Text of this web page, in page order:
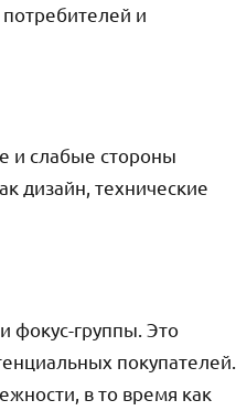
и
и слабые стороны
дизайн, технические
фокус-группы. Это
покупателей.
в то время как